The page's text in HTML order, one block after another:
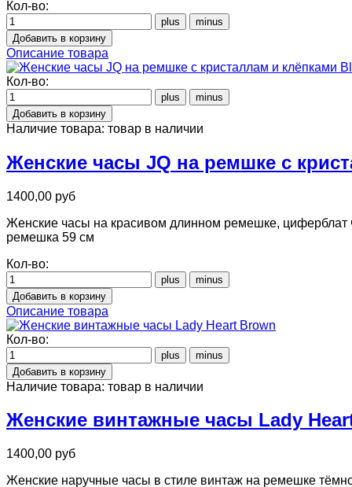
Кол-во:
Описание товара
Кол-во:
Наличие товара: товар в наличии
Женские часы JQ на ремшке с
1400,00 руб
Женские часы на красивом длинном ремешке, циферблат
ремешка 59 см
Кол-во:
Описание товара
Кол-во:
Наличие товара: товар в наличии
Женские винтажные часы Lady
1400,00 руб
Женские наручные часы в стиле винтаж на ремешке